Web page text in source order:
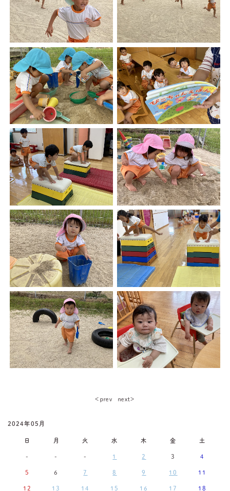
＜ｐｒｅｖ ｎｅｘｔ＞
2024年05月
日 月 火 水 木 金 土
- - - 1 2 3 4
5 6 7 8 9 10 11
12 13 14 15 16 17 18